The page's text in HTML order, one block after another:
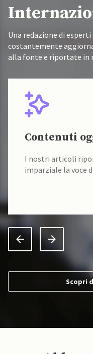
Una redazione di
costantemente
alla fonte e riportate in
Contenuti
I nostri articoli
imparziale la voce
Scopri